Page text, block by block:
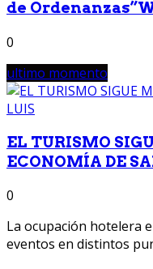
de
0
ultimo momento
EL TURISMO
ECONOMÍA DE
0
La ocupación hotelera
eventos en distintos